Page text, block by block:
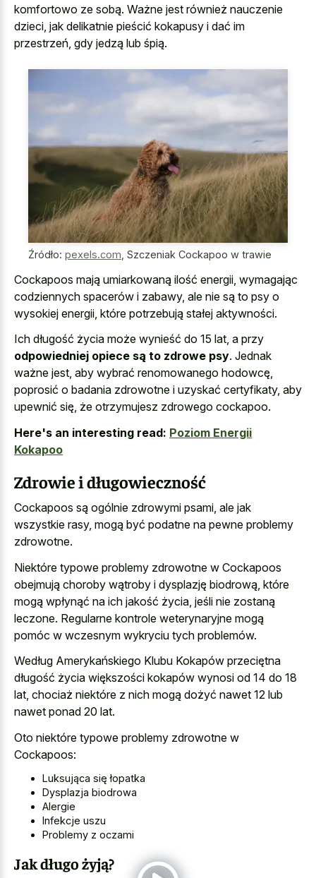
komfortowo ze sobą. Ważne jest również nauczenie
dzieci, jak delikatnie pieścić kokapusy i dać im
przestrzeń, gdy jedzą lub śpią.
Źródło: pexels.com Szczeniak Cockapoo w trawie
Cockapoos mają umiarkowaną ilość energii, wymagając
codziennych spacerów i zabawy, ale nie są to psy o
wysokiej energii, które potrzebują stałej aktywności.
Ich długość życia może wynieść do 15 lat, a przy
odpowiedniej opiece są to zdrowe psy. Jednak
ważne jest, aby wybrać renomowanego hodowcę,
poprosić o badania zdrowotne i uzyskać certyfikaty, aby
upewnić się, że otrzymujesz zdrowego cockapoo.
Here's an interesting read: Poziom Energii
Kokapoo
Zdrowie i długowieczność
Cockapoos są ogólnie zdrowymi psami, ale jak
wszystkie rasy, mogą być podatne na pewne problemy
zdrowotne.
Niektóre typowe problemy zdrowotne w Cockapoos
obejmują choroby wątroby i dysplazję biodrową, które
mogą wpłynąć na ich jakość życia, jeśli nie zostaną
leczone. Regularne kontrole weterynaryjne mogą
pomóc w wczesnym wykryciu tych problemów.
Według Amerykańskiego Klubu Kokapów przeciętna
długość życia większości kokapów wynosi od 14 do 18
lat, chociaż niektóre z nich mogą dożyć nawet 12 lub
nawet ponad 20 lat.
Oto niektóre typowe problemy zdrowotne w
Cockapoos:
Luksująca się łopatka
Dysplazja biodrowa
Alergie
Infekcje uszu
Problemy z oczami
Jak długo żyją?